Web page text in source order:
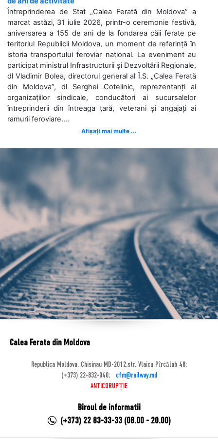
Întreprinderea de Stat „Calea Ferată din Moldova” a
marcat astăzi, 31 iulie 2026, printr-o ceremonie festivă,
aniversarea a 155 de ani de la fondarea căii ferate pe
teritoriul Republicii Moldova, un moment de referință în
istoria transportului feroviar național. La eveniment au
participat ministrul Infrastructurii și Dezvoltării Regionale,
dl Vladimir Bolea, directorul general al Î.S. „Calea Ferată
din Moldova”, dl Serghei Cotelinic, reprezentanți ai
organizațiilor sindicale, conducători ai sucursalelor
întreprinderii din întreaga țară, veterani și angajați ai
ramurii feroviare....
Afișați mai multe ...
Calea Ferata din Moldova
Republica Moldova, Chisinau MD-2012,str. Vlaicu Pîrcălab 48;
(+373) 22-832-040;
cfm@railway.md
ANTICORUPȚIE
Biroul de informatii
(+373) 22 83-33-33 (08.00 - 20.00)